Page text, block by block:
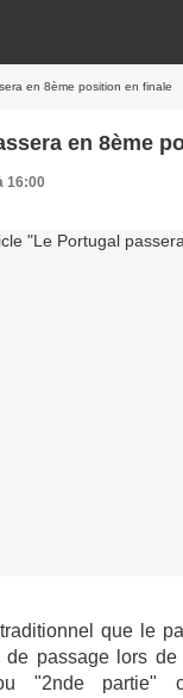
en 8ème position en finale
en 8ème
16:00
traditionnel que le
de passage lors
"2nde partie"